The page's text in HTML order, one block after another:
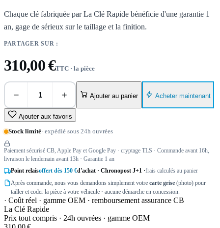
Chaque clé fabriquée par La Clé Rapide bénéficie d'une garantie 1
an, gage de sérieux sur le taillage et la finition.
PARTAGER SUR :
310,00 €TTC · la pièce
− + Ajouter au panier Acheter maintenant
Ajouter aux favoris
Stock limité· expédié sous 24h ouvrées
Paiement sécurisé CB, Apple Pay et Google Pay · cryptage TLS · Commande avant 16h,
livraison le lendemain avant 13h · Garantie 1 an
Point relaisoffert dès 150 €d'achat · Chronopost J+1 ·frais calculés au panier
Après commande, nous vous demandons simplement votre carte grise (photo) pour
tailler et coder la pièce à votre véhicule · aucune démarche en concession.
· Coût réel · gamme OEM · remboursement assurance CB
La Clé Rapide
Prix tout compris · 24h ouvrées · gamme OEM